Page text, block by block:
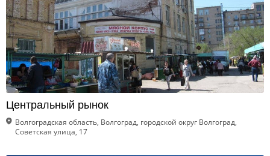
Центральный рынок
Волгоградская область, Волгоград, городской округ Волгоград,
Советская улица, 17